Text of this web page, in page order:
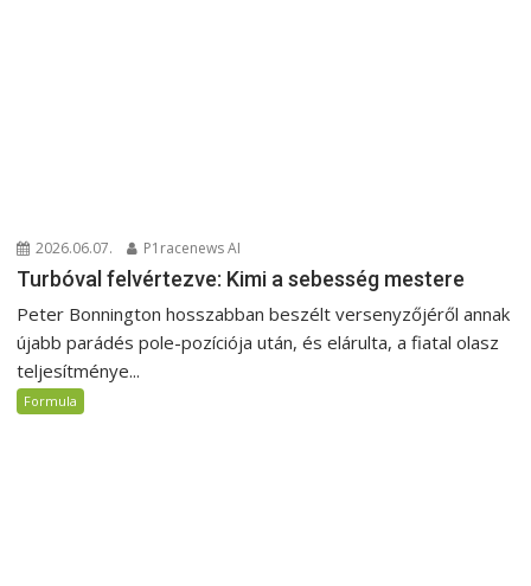
2026.06.07. P1racenews AI
Turbóval felvértezve: Kimi a sebesség mestere
Peter Bonnington hosszabban beszélt versenyzőjéről annak
újabb parádés pole-pozíciója után, és elárulta, a fiatal olasz
teljesítménye...
Formula